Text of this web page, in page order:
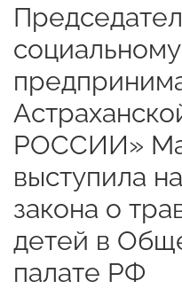
социальному
РОССИИ»
выступила
закона о
детей в
палате РФ